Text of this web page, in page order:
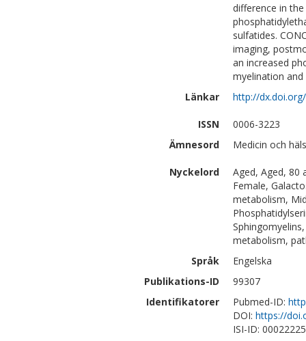
difference in
sulfatides.
imaging,
an increased
myelination
Länkar
http://
ISSN
0006-3223
Ämnesord
Medicin och
Nyckelord
Aged, Aged, 80
Female,
metabolism,
metabolism,
Språk
Engelska
Publikations-ID
99307
Identifikatorer
Pubmed-ID:
DOI: https://
ISI-ID: